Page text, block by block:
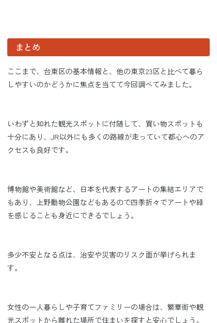
まとめ
ここまで、台東区の基本情報と、他の東京23区と比べて暮ら
しやすいのかどうかに焦点を当てて今回調べてみました。
いわずと知れた観光スポットに付随して、買い物スポットも
十分にあり、JR以外にも多くの路線が走っていて都心へのア
クセスも良好です。
博物館や美術館など、日本を代表するアートの集結エリアで
もあり、上野動物公園などもあるので四季折々でアートや緑
を感じることも身近にできるでしょう。
多少不安となる点は、治安や災害のリスク面が挙げられま
す。
女性の一人暮らしや子育てファミリーの場合は、繁華街や観
光スポットから離れた場所で住まいを探すと安心でしょう。